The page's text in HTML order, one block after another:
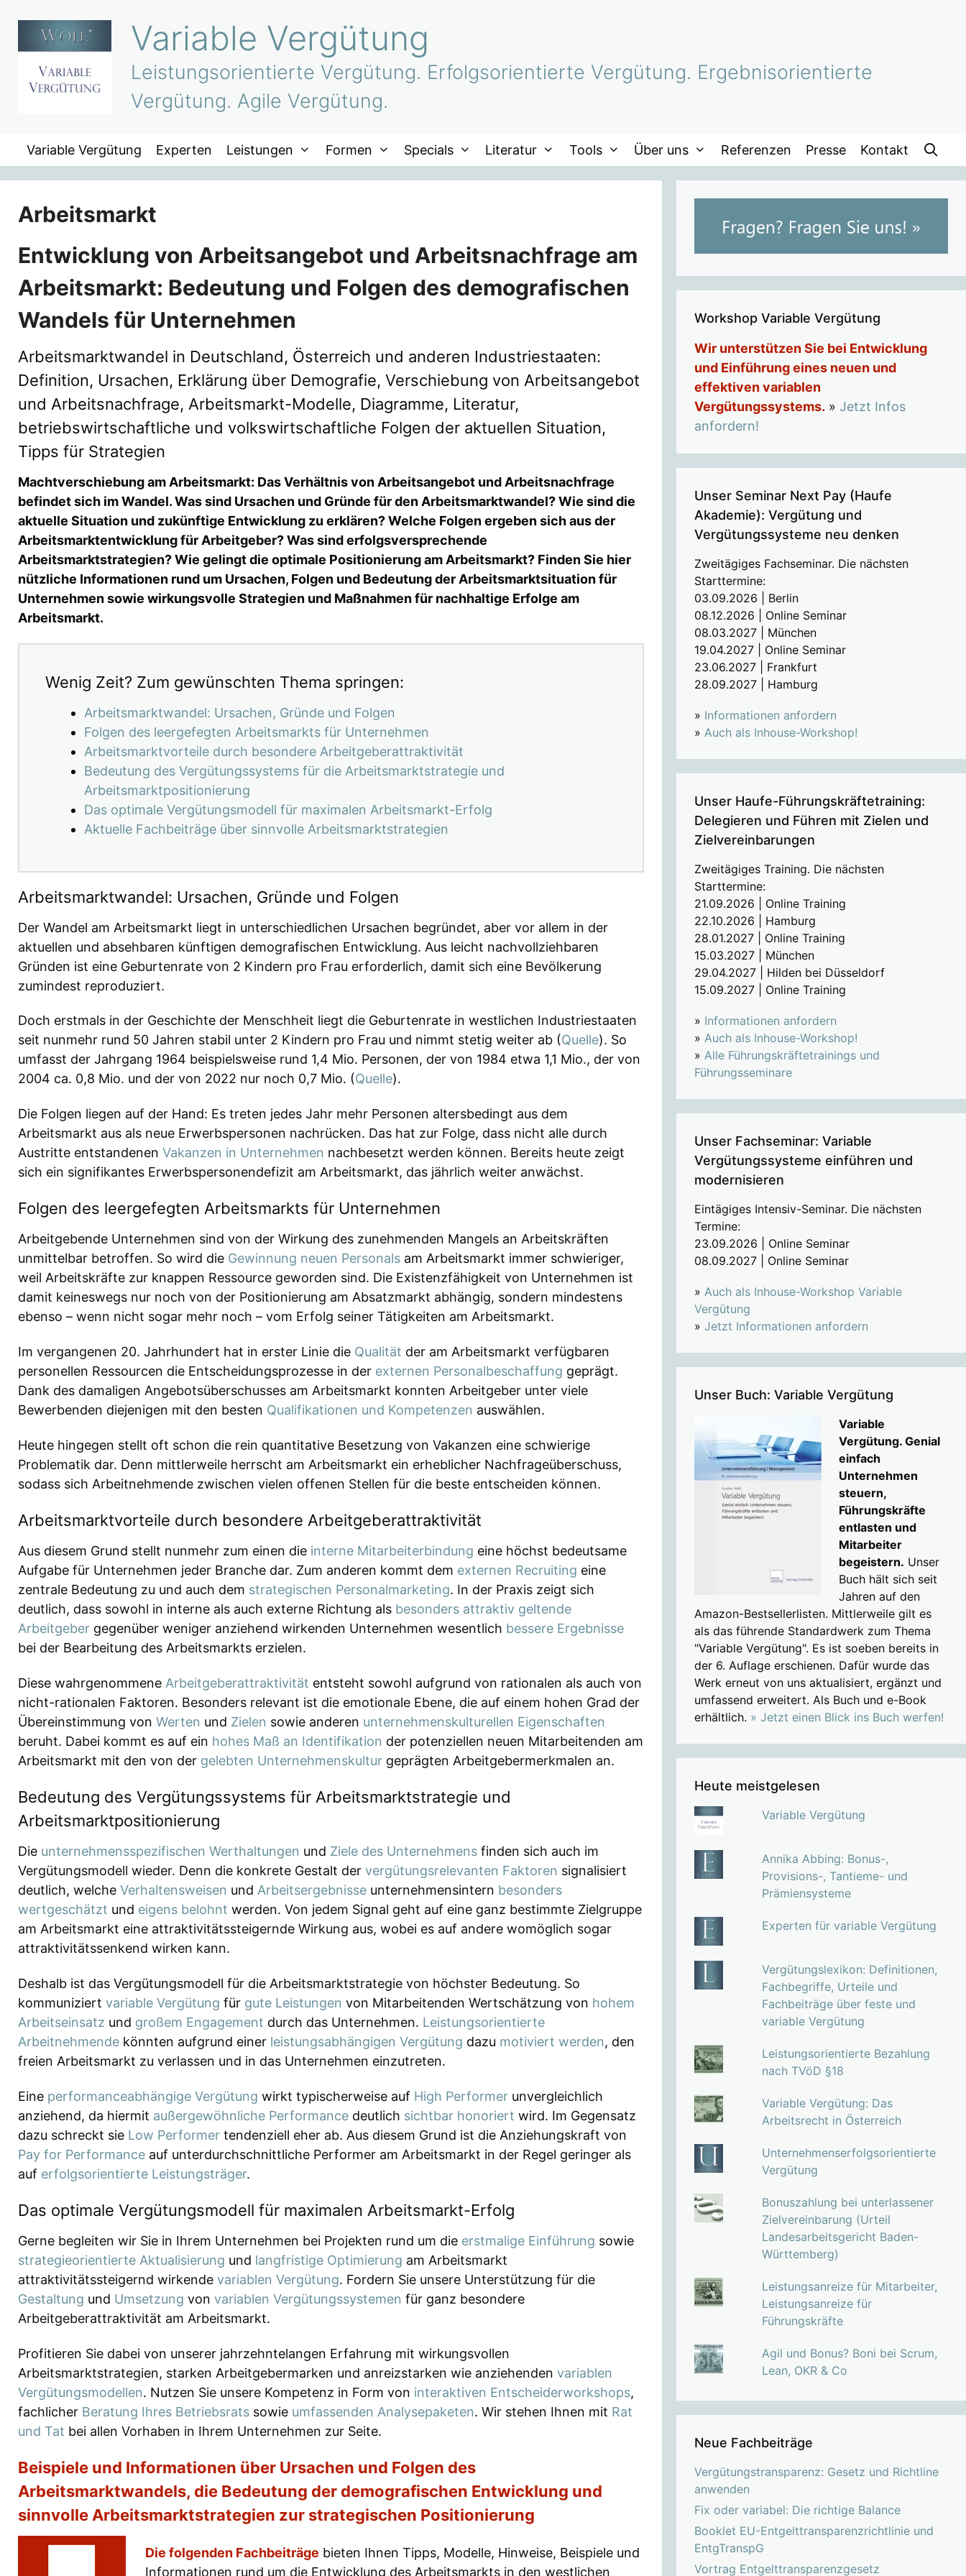
springen
Variable Vergütung
Leistungsorientierte Vergütung. Erfolgsorientierte Vergütung. Ergebnisorientierte
Vergütung. Agile Vergütung.
Variable Vergütung Experten Leistungen Formen Specials Literatur Tools Über uns Referenzen Presse Kontakt
Arbeitsmarkt
Entwicklung von Arbeitsangebot und Arbeitsnachfrage am
Arbeitsmarkt: Bedeutung und Folgen des demografischen
Wandels für Unternehmen
Arbeitsmarktwandel in Deutschland, Österreich und anderen Industriestaaten:
Definition, Ursachen, Erklärung über Demografie, Verschiebung von Arbeitsangebot
und Arbeitsnachfrage, Arbeitsmarkt-Modelle, Diagramme, Literatur,
betriebswirtschaftliche und volkswirtschaftliche Folgen der aktuellen Situation,
Tipps für Strategien
Machtverschiebung am Arbeitsmarkt: Das Verhältnis von Arbeitsangebot und Arbeitsnachfrage
befindet sich im Wandel. Was sind Ursachen und Gründe für den Arbeitsmarktwandel? Wie sind die
aktuelle Situation und zukünftige Entwicklung zu erklären? Welche Folgen ergeben sich aus der
Arbeitsmarktentwicklung für Arbeitgeber? Was sind erfolgsversprechende
Arbeitsmarktstrategien? Wie gelingt die optimale Positionierung am Arbeitsmarkt? Finden Sie hier
nützliche Informationen rund um Ursachen, Folgen und Bedeutung der Arbeitsmarktsituation für
Unternehmen sowie wirkungsvolle Strategien und Maßnahmen für nachhaltige Erfolge am
Arbeitsmarkt.
Wenig Zeit? Zum gewünschten Thema springen:
Arbeitsmarktwandel: Ursachen, Gründe und Folgen
Folgen des leergefegten Arbeitsmarkts für Unternehmen
Arbeitsmarktvorteile durch besondere Arbeitgeberattraktivität
Bedeutung des Vergütungssystems für die Arbeitsmarktstrategie und
Arbeitsmarktpositionierung
Das optimale Vergütungsmodell für maximalen Arbeitsmarkt-Erfolg
Aktuelle Fachbeiträge über sinnvolle Arbeitsmarktstrategien
Arbeitsmarktwandel: Ursachen, Gründe und Folgen
Der Wandel am Arbeitsmarkt liegt in unterschiedlichen Ursachen begründet, aber vor allem in der
aktuellen und absehbaren künftigen demografischen Entwicklung. Aus leicht nachvollziehbaren
Gründen ist eine Geburtenrate von 2 Kindern pro Frau erforderlich, damit sich eine Bevölkerung
zumindest reproduziert.
Doch erstmals in der Geschichte der Menschheit liegt die Geburtenrate in westlichen Industriestaaten
seit nunmehr rund 50 Jahren stabil unter 2 Kindern pro Frau und nimmt stetig weiter ab (Quelle). So
umfasst der Jahrgang 1964 beispielsweise rund 1,4 Mio. Personen, der von 1984 etwa 1,1 Mio., der von
2004 ca. 0,8 Mio. und der von 2022 nur noch 0,7 Mio. (Quelle).
Die Folgen liegen auf der Hand: Es treten jedes Jahr mehr Personen altersbedingt aus dem
Arbeitsmarkt aus als neue Erwerbspersonen nachrücken. Das hat zur Folge, dass nicht alle durch
Austritte entstandenen Vakanzen in Unternehmen nachbesetzt werden können. Bereits heute zeigt
sich ein signifikantes Erwerbspersonendefizit am Arbeitsmarkt, das jährlich weiter anwächst.
Folgen des leergefegten Arbeitsmarkts für Unternehmen
Arbeitgebende Unternehmen sind von der Wirkung des zunehmenden Mangels an Arbeitskräften
unmittelbar betroffen. So wird die Gewinnung neuen Personals am Arbeitsmarkt immer schwieriger,
weil Arbeitskräfte zur knappen Ressource geworden sind. Die Existenzfähigkeit von Unternehmen ist
damit keineswegs nur noch von der Positionierung am Absatzmarkt abhängig, sondern mindestens
ebenso – wenn nicht sogar mehr noch – vom Erfolg seiner Tätigkeiten am Arbeitsmarkt.
Im vergangenen 20. Jahrhundert hat in erster Linie die Qualität der am Arbeitsmarkt verfügbaren
personellen Ressourcen die Entscheidungsprozesse in der externen Personalbeschaffung geprägt.
Dank des damaligen Angebotsüberschusses am Arbeitsmarkt konnten Arbeitgeber unter viele
Bewerbenden diejenigen mit den besten Qualifikationen und Kompetenzen auswählen.
Heute hingegen stellt oft schon die rein quantitative Besetzung von Vakanzen eine schwierige
Problematik dar. Denn mittlerweile herrscht am Arbeitsmarkt ein erheblicher Nachfrageüberschuss,
sodass sich Arbeitnehmende zwischen vielen offenen Stellen für die beste entscheiden können.
Arbeitsmarktvorteile durch besondere Arbeitgeberattraktivität
Aus diesem Grund stellt nunmehr zum einen die interne Mitarbeiterbindung eine höchst bedeutsame
Aufgabe für Unternehmen jeder Branche dar. Zum anderen kommt dem externen Recruiting eine
zentrale Bedeutung zu und auch dem strategischen Personalmarketing. In der Praxis zeigt sich
deutlich, dass sowohl in interne als auch externe Richtung als besonders attraktiv geltende
Arbeitgeber gegenüber weniger anziehend wirkenden Unternehmen wesentlich bessere Ergebnisse
bei der Bearbeitung des Arbeitsmarkts erzielen.
Diese wahrgenommene Arbeitgeberattraktivität entsteht sowohl aufgrund von rationalen als auch von
nicht-rationalen Faktoren. Besonders relevant ist die emotionale Ebene, die auf einem hohen Grad der
Übereinstimmung von Werten und Zielen sowie anderen unternehmenskulturellen Eigenschaften
beruht. Dabei kommt es auf ein hohes Maß an Identifikation der potenziellen neuen Mitarbeitenden am
Arbeitsmarkt mit den von der gelebten Unternehmenskultur geprägten Arbeitgebermerkmalen an.
Bedeutung des Vergütungssystems für Arbeitsmarktstrategie und
Arbeitsmarktpositionierung
Die unternehmensspezifischen Werthaltungen und Ziele des Unternehmens finden sich auch im
Vergütungsmodell wieder. Denn die konkrete Gestalt der vergütungsrelevanten Faktoren signalisiert
deutlich, welche Verhaltensweisen und Arbeitsergebnisse unternehmensintern besonders
wertgeschätzt und eigens belohnt werden. Von jedem Signal geht auf eine ganz bestimmte Zielgruppe
am Arbeitsmarkt eine attraktivitätssteigernde Wirkung aus, wobei es auf andere womöglich sogar
attraktivitätssenkend wirken kann.
Deshalb ist das Vergütungsmodell für die Arbeitsmarktstrategie von höchster Bedeutung. So
kommuniziert variable Vergütung für gute Leistungen von Mitarbeitenden Wertschätzung von hohem
Arbeitseinsatz und großem Engagement durch das Unternehmen. Leistungsorientierte
Arbeitnehmende könnten aufgrund einer leistungsabhängigen Vergütung dazu motiviert werden, den
freien Arbeitsmarkt zu verlassen und in das Unternehmen einzutreten.
Eine performanceabhängige Vergütung wirkt typischerweise auf High Performer unvergleichlich
anziehend, da hiermit außergewöhnliche Performance deutlich sichtbar honoriert wird. Im Gegensatz
dazu schreckt sie Low Performer tendenziell eher ab. Aus diesem Grund ist die Anziehungskraft von
Pay for Performance auf unterdurchschnittliche Performer am Arbeitsmarkt in der Regel geringer als
auf erfolgsorientierte Leistungsträger.
Das optimale Vergütungsmodell für maximalen Arbeitsmarkt-Erfolg
Gerne begleiten wir Sie in Ihrem Unternehmen bei Projekten rund um die erstmalige Einführung sowie
strategieorientierte Aktualisierung und langfristige Optimierung am Arbeitsmarkt
attraktivitätssteigernd wirkende variablen Vergütung. Fordern Sie unsere Unterstützung für die
Gestaltung und Umsetzung von variablen Vergütungssystemen für ganz besondere
Arbeitgeberattraktivität am Arbeitsmarkt.
Profitieren Sie dabei von unserer jahrzehntelangen Erfahrung mit wirkungsvollen
Arbeitsmarktstrategien, starken Arbeitgebermarken und anreizstarken wie anziehenden variablen
Vergütungsmodellen. Nutzen Sie unsere Kompetenz in Form von interaktiven Entscheiderworkshops,
fachlicher Beratung Ihres Betriebsrats sowie umfassenden Analysepaketen. Wir stehen Ihnen mit Rat
und Tat bei allen Vorhaben in Ihrem Unternehmen zur Seite.
Beispiele und Informationen über Ursachen und Folgen des
Arbeitsmarktwandels, die Bedeutung der demografischen Entwicklung und
sinnvolle Arbeitsmarktstrategien zur strategischen Positionierung
Die folgenden Fachbeiträge bieten Ihnen Tipps, Modelle, Hinweise, Beispiele und
Informationen rund um die Entwicklung des Arbeitsmarkts in den westlichen
Workshop Variable Vergütung
Wir unterstützen Sie bei Entwicklung
und Einführung eines neuen und
effektiven variablen
Vergütungssystems. » Jetzt Infos
anfordern!
Unser Seminar Next Pay (Haufe
Akademie): Vergütung und
Vergütungssysteme neu denken
Zweitägiges Fachseminar. Die nächsten
Starttermine:
03.09.2026 | Berlin
08.12.2026 | Online Seminar
08.03.2027 | München
19.04.2027 | Online Seminar
23.06.2027 | Frankfurt
28.09.2027 | Hamburg
» Informationen anfordern
» Auch als Inhouse-Workshop!
Unser Haufe-Führungskräftetraining:
Delegieren und Führen mit Zielen und
Zielvereinbarungen
Zweitägiges Training. Die nächsten
Starttermine:
21.09.2026 | Online Training
22.10.2026 | Hamburg
28.01.2027 | Online Training
15.03.2027 | München
29.04.2027 | Hilden bei Düsseldorf
15.09.2027 | Online Training
» Informationen anfordern
» Auch als Inhouse-Workshop!
» Alle Führungskräftetrainings und
Führungsseminare
Unser Fachseminar: Variable
Vergütungssysteme einführen und
modernisieren
Eintägiges Intensiv-Seminar. Die nächsten
Termine:
23.09.2026 | Online Seminar
08.09.2027 | Online Seminar
» Auch als Inhouse-Workshop Variable
Vergütung
» Jetzt Informationen anfordern
Unser Buch: Variable Vergütung
Variable
Vergütung. Genial
einfach
Unternehmen
steuern,
Führungskräfte
entlasten und
Mitarbeiter
begeistern. Unser
Buch hält sich seit
Jahren auf den
Amazon-Bestsellerlisten. Mittlerweile gilt es
als das führende Standardwerk zum Thema
"Variable Vergütung". Es ist soeben bereits in
der 6. Auflage erschienen. Dafür wurde das
Werk erneut von uns aktualisiert, ergänzt und
umfassend erweitert. Als Buch und e-Book
erhältlich. » Jetzt einen Blick ins Buch werfen!
Heute meistgelesen
Variable Vergütung
Annika Abbing: Bonus-,
Provisions-, Tantieme- und
Prämiensysteme
Experten für variable Vergütung
Vergütungslexikon: Definitionen,
Fachbegriffe, Urteile und
Fachbeiträge über feste und
variable Vergütung
Leistungsorientierte Bezahlung
nach TVöD §18
Variable Vergütung: Das
Arbeitsrecht in Österreich
Unternehmenserfolgsorientierte
Vergütung
Bonuszahlung bei unterlassener
Zielvereinbarung (Urteil
Landesarbeitsgericht Baden-
Württemberg)
Leistungsanreize für Mitarbeiter,
Leistungsanreize für
Führungskräfte
Agil und Bonus? Boni bei Scrum,
Lean, OKR & Co
Neue Fachbeiträge
Vergütungstransparenz: Gesetz und Richtline
anwenden
Fix oder variabel: Die richtige Balance
Booklet EU-Entgelttransparenzrichtlinie und
EntgTranspG
Vortrag Entgelttransparenzgesetz